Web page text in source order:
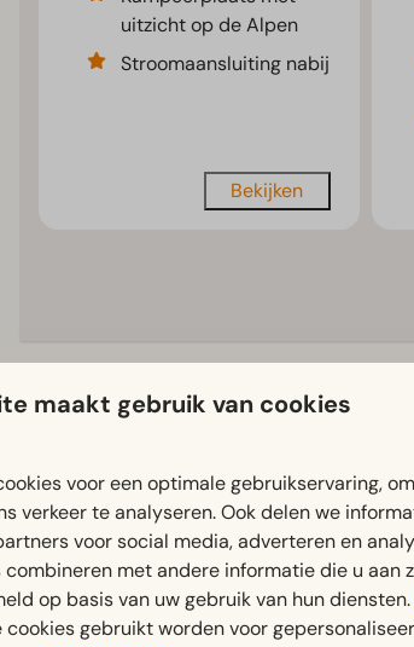
uitzicht op de Alpen
Stroomaansluiting nabij
Bekijken
EuroParcs Wörthersee
maakt gebruik van cookies
voor een optimale gebruikservaring,
verkeer te analyseren. Ook delen we
voor social media, adverteren en
combineren met andere informatie die u aan
op basis van uw gebruik van hun diensten.
cookies gebruikt worden voor